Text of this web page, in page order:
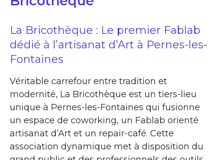
La Bricothèque : Le premier Fablab
dédié à l’artisanat d’Art à Pernes-les-
Fontaines
Véritable carrefour entre tradition et
modernité, La Bricothèque est un tiers-lieu
unique à Pernes-les-Fontaines qui fusionne
un espace de coworking, un Fablab orienté
artisanat d’Art et un repair-café. Cette
association dynamique met à disposition du